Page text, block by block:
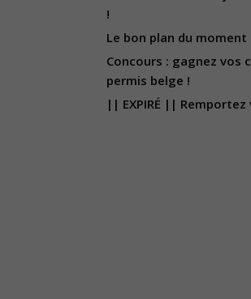
!
Le bon plan du moment
Concours : gagnez vos
permis belge !
|| EXPIRÉ ||